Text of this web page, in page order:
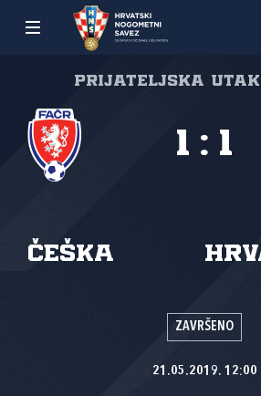
Prijateljska
Češka
1 : 1
ZAVRŠENO
21.05.2019. 12:00